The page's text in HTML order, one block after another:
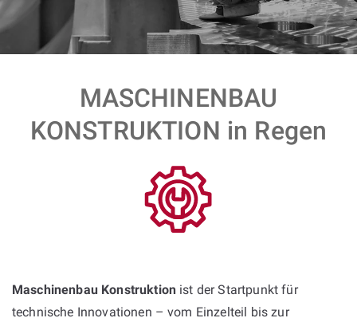
MASCHINENBAU
KONSTRUKTION in Regen
Maschinenbau Konstruktion ist der Startpunkt für
technische Innovationen – vom Einzelteil bis zur